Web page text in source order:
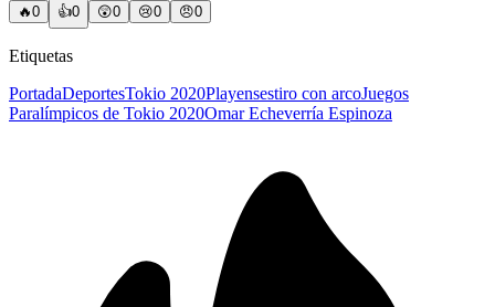
🔥0 👍0 😲0 😢0 😠0
Etiquetas
PortadaDeportesTokio 2020Playensestiro con arcoJuegos
Paralímpicos de Tokio 2020Omar Echeverría Espinoza